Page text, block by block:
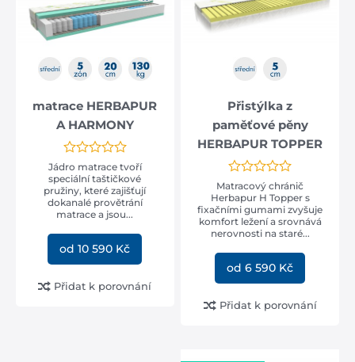
matrace HERBAPUR
A HARMONY
Jádro matrace tvoří
speciální taštičkové
pružiny, které zajišťují
dokanalé provětrání
matrace a jsou...
od 10 590 Kč
Přidat k porovnání
Přistýlka z
paměťové pěny
HERBAPUR TOPPER
Matracový chránič
Herbapur H Topper s
fixačními gumami zvyšuje
komfort ležení a srovnává
nerovnosti na staré...
od 6 590 Kč
Přidat k porovnání